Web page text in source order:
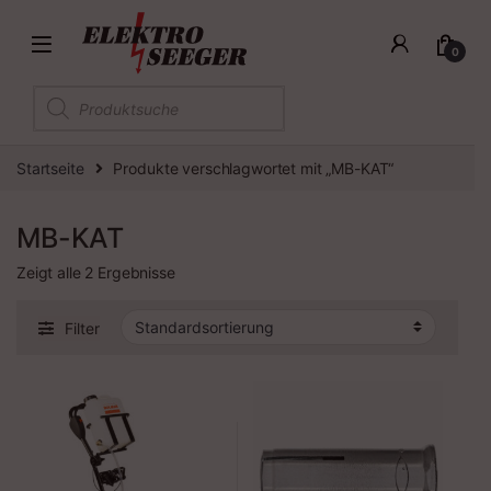
0
Products search
Startseite Produkte verschlagwortet mit „MB-KAT“
MB-KAT
Zeigt alle 2 Ergebnisse
Filter